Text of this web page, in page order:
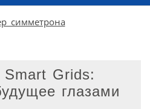
Grids:
глазами